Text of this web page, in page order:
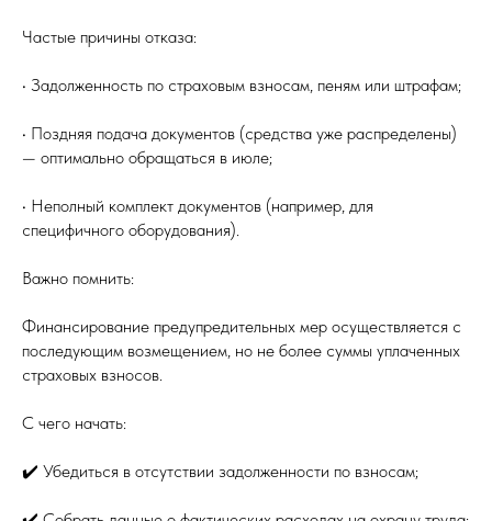
Частые причины отказа:
• Задолженность по страховым взносам, пеням или штрафам;
• Поздняя подача документов (средства уже распределены)
— оптимально обращаться в июле;
• Неполный комплект документов (например, для
специфичного оборудования).
Важно помнить:
Финансирование предупредительных мер осуществляется с
последующим возмещением, но не более суммы уплаченных
страховых взносов.
С чего начать:
✔️ Убедиться в отсутствии задолженности по взносам;